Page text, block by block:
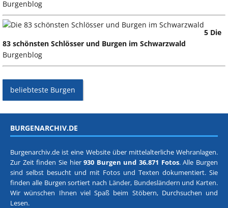
Burgenblog
5 Die
83 schönsten Schlösser und Burgen im Schwarzwald
Burgenblog
beliebteste Burgen
BURGENARCHIV.DE
Burgenarchiv.de ist eine Website über mittelalterliche Wehranlagen.
Zur Zeit finden Sie hier930 Burgen und 36.871 Fotos. Alle Burgen
sind selbst besucht und mit Fotos und Texten dokumentiert. Sie
finden alle Burgen sortiert nach Länder, Bundesländern und Karten.
Wir wünschen Ihnen viel Spaß beim Stöbern, Durchsuchen und
Lesen.